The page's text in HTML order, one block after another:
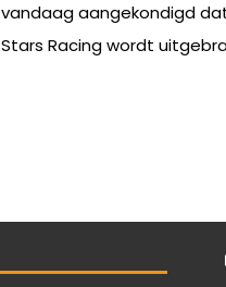
vandaag aangekondigd dat
Stars Racing wordt